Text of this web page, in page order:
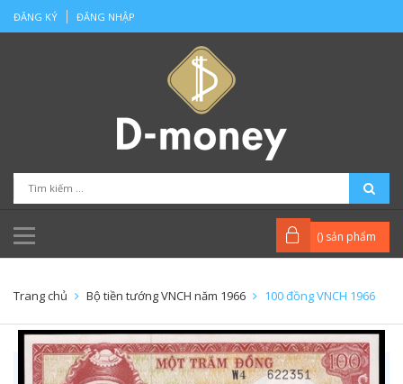
ĐĂNG KÝ ĐĂNG NHẬP
() sản phẩm
Trang chủ Bộ tiền tướng VNCH năm 1966 100 đồng VNCH 1966